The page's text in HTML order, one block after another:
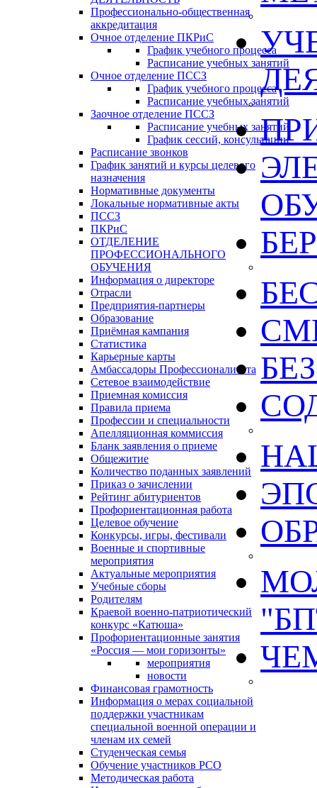
Профессионально-общественная
аккредитация
Очное отделение ПКРиС
График учебного процесса
Расписание учебных занятий
Очное отделение ПССЗ
График учебного процесса
Расписание учебных занятий
Заочное отделение ПССЗ
Расписание учебных занятий
График сессий, консультации
Расписание звонков
График занятий и курсы целевого
назначения
Нормативные документы
Локальные нормативные акты
ПССЗ
ПКРиС
ОТДЕЛЕНИЕ
ПРОФЕССИОНАЛЬНОГО
ОБУЧЕНИЯ
Информация о директоре
Отрасли
Предприятия-партнеры
Образование
Приёмная кампания
Статистика
Карьерные карты
Амбассадоры Профессионалитета
Сетевое взаимодействие
Приемная комиссия
Правила приема
Профессии и специальности
Апелляционная коммиссия
Бланк заявления о приеме
Общежитие
Количество поданных заявлений
Приказ о зачислении
Рейтинг абитуриентов
Профориентационная работа
Целевое обучение
Конкурсы, игры, фестивали
Военные и спортивные
мероприятия
Актуальные мероприятия
Учебные сборы
Родителям
Краевой военно-патриотический
конкурс «Катюша»
Профориентационные занятия
«Россия — мои горизонты»
мероприятия
новости
Финансовая грамотность
Информация о мерах социальной
поддержки участникам
специальной военной операции и
членам их семей
Студенческая семья
Обучение участников РСО
Методическая работа